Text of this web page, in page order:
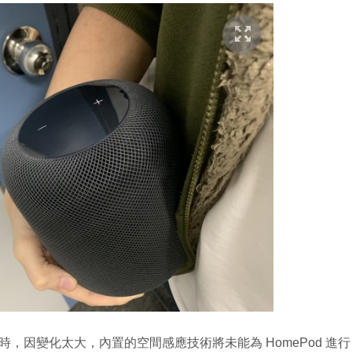
，因變化太大，內置的空間感應技術將未能為 HomePod 進行